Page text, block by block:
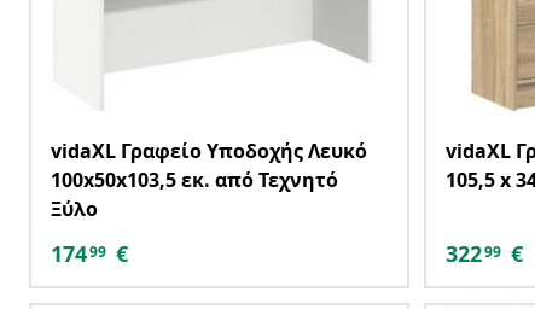
vidaXL Γραφείο Υποδοχής Λευκό
100x50x103,5 εκ. από Τεχνητό
Ξύλο
17499 €
vidaXL
105,5 x
32299 €